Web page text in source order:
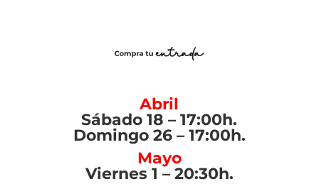
Abril
Sábado 18 – 17:00h.
Domingo 26 – 17:00h.
Mayo
Viernes 1 – 20:30h.